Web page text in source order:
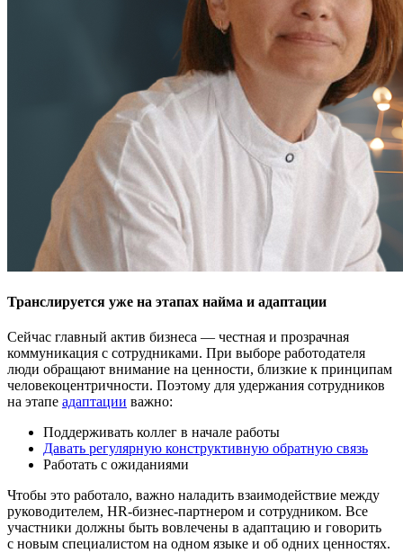
Транслируется уже на этапах найма и адаптации
Сейчас главный актив бизнеса — честная и прозрачная
коммуникация с сотрудниками. При выборе работодателя
люди обращают внимание на ценности, близкие к принципам
человекоцентричности. Поэтому для удержания сотрудников
на этапе адаптации важно:
Поддерживать коллег в начале работы
Давать регулярную конструктивную обратную связь
Работать с ожиданиями
Чтобы это работало, важно наладить взаимодействие между
руководителем, HR-бизнес-партнером и сотрудником. Все
участники должны быть вовлечены в адаптацию и говорить
с новым специалистом на одном языке и об одних ценностях.